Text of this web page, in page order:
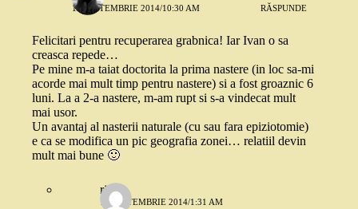
11 SEPTEMBRIE 2014/10:30 AM RĂSPUNDE
Felicitari pentru recuperarea grabnica! Iar Ivan o sa
creasca repede…
Pe mine m-a taiat doctorita la prima nastere (in loc sa-mi
acorde mai mult timp pentru nastere) si a fost groaznic 6
luni. La a 2-a nastere, m-am rupt si s-a vindecat mult
mai usor.
Un avantaj al nasterii naturale (cu sau fara epiziotomie)
e ca se modifica un pic geografia zonei… relatiil devin
mult mai bune 🙂
riri
12 SEPTEMBRIE 2014/1:31 AM